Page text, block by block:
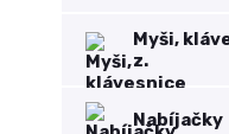
Myši,
z.
Nabíjačky